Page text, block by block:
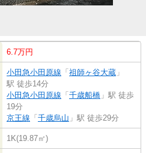
6.7万円
小田急小田原線 「 祖師ヶ谷大蔵 」
駅 徒歩14分
小田急小田原線 「 千歳船橋 」駅 徒歩
19分
京王線 「 千歳烏山 」駅 徒歩29分
1K(19.87㎡)